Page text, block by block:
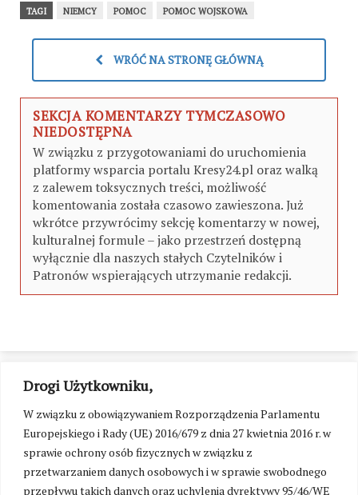
Drogi Użytkowniku,
W związku z obowiązywaniem Rozporządzenia Parlamentu
Europejskiego i Rady (UE) 2016/679 z dnia 27 kwietnia 2016 r. w
sprawie ochrony osób fizycznych w związku z
przetwarzaniem danych osobowych i w sprawie swobodnego
przepływu takich danych oraz uchylenia dyrektywy 95/46/WE
TAGI NIEMCY POMOC POMOC WOJSKOWA
WRÓĆ NA STRONĘ GŁÓWNĄ
SEKCJA KOMENTARZY TYMCZASOWO
NIEDOSTĘPNA
W związku z przygotowaniami do uruchomienia
platformy wsparcia portalu Kresy24.pl oraz walką
z zalewem toksycznych treści, możliwość
komentowania została czasowo zawieszona. Już
wkrótce przywrócimy sekcję komentarzy w nowej,
kulturalnej formule – jako przestrzeń dostępną
wyłącznie dla naszych stałych Czytelników i
Patronów wspierających utrzymanie redakcji.